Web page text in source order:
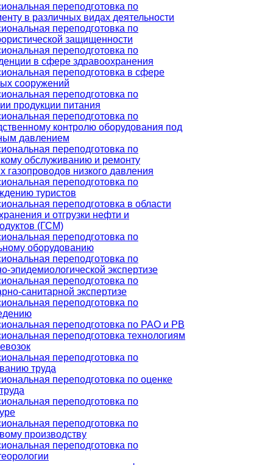
переподготовка по
в различных видах деятельности
переподготовка по
защищенности
переподготовка по
в сфере здравоохранения
переподготовка в сфере
сооружений
переподготовка по
продукции питания
переподготовка по
контролю оборудования под
давлением
переподготовка по
обслуживанию и ремонту
газопроводов низкого давления
переподготовка по
туристов
переподготовка в области
и отгрузки нефти и
(ГСМ)
переподготовка по
оборудованию
переподготовка по
эпидемиологической экспертизе
переподготовка по
санитарной экспертизе
переподготовка по
переподготовка по РАО и РВ
переподготовка технологиям
переподготовка по
труда
переподготовка по оценке
переподготовка по
переподготовка по
производству
переподготовка по